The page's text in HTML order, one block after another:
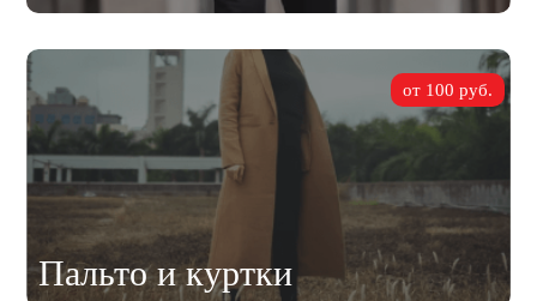
Пальто и куртки
от 100 руб.